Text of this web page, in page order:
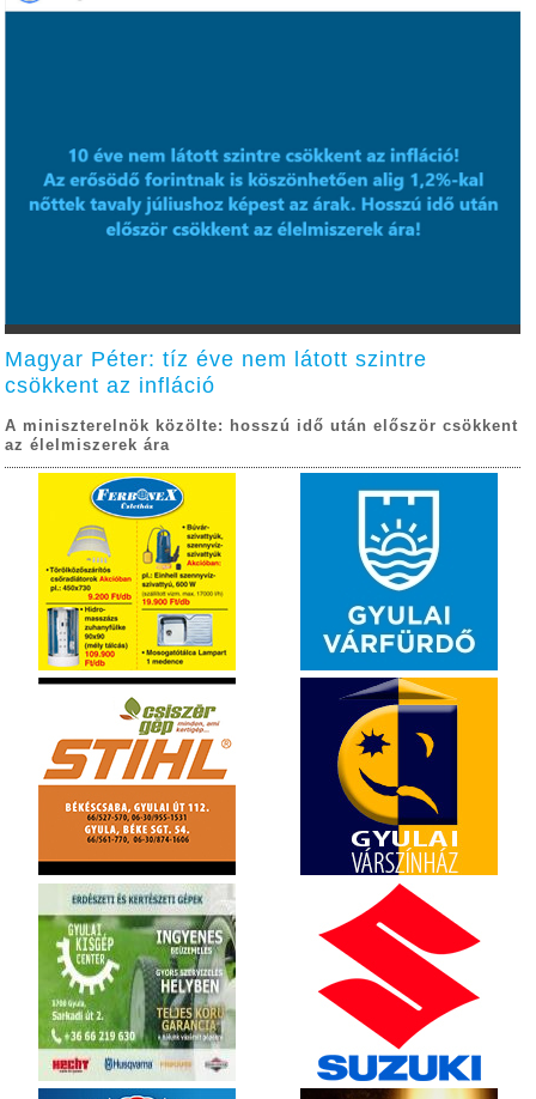
Magyar Péter: tíz éve nem látott szintre
csökkent az infláció
A miniszterelnök közölte: hosszú idő után először csökkent
az élelmiszerek ára